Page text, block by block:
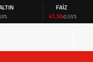
FAİZ
41,30-0,55%